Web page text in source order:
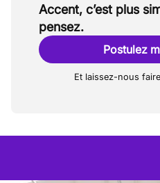
Accent, c’est plus
pensez.
Postulez
Et laissez-nous